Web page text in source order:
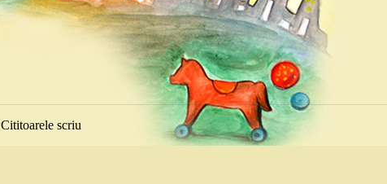
Cititoarele scriu